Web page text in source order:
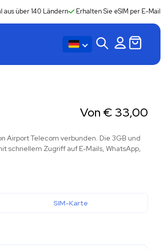
aus über 140 Ländern Erhalten Sie eSIM per E-Mail
Von €33,00
Airport Telecom verbunden. Die 3GB und
schnellem Zugriff auf E-Mails, WhatsApp,
SIM-Karte